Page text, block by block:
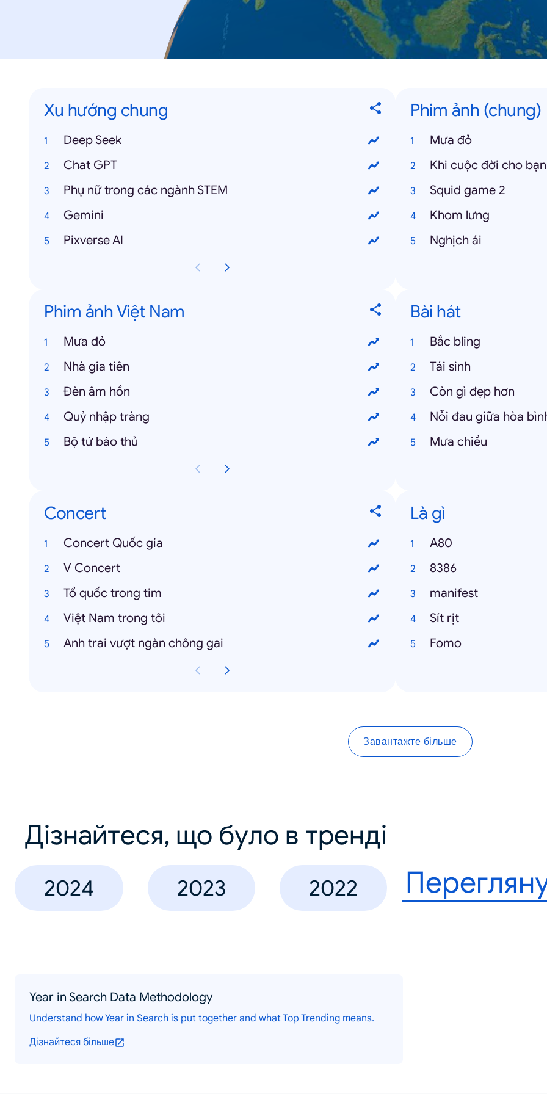
Xu hướng chung
Deep Seek
Chat GPT
Phụ nữ trong các ngành STEM
Gemini
Pixverse AI
Phim ảnh (chung)
Mưa đỏ
Khi cuộc đời cho
Squid game 2
Khom lưng
Nghịch ái
Phim ảnh Việt Nam
Mưa đỏ
Nhà gia tiên
Đèn âm hồn
Quỷ nhập tràng
Bộ tứ báo thủ
Bài hát
Bắc bling
Tái sinh
Còn gì đẹp hơn
Nỗi đau giữa hòa
Mưa chiều
Concert
Concert Quốc gia
V Concert
Tổ quốc trong tim
Việt Nam trong tôi
Anh trai vượt ngàn chông gai
Là gì
A80
8386
manifest
Sít rịt
Fomo
Завантажте більше
Дізнайтеся, що було в тренді
2024 2023 2022
Year in Search Data Methodology
Understand how Year in Search is put together and what Top Trending means.
Дізнайтеся більше